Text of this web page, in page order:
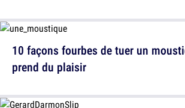
10 façons fourbes de tuer un
prend du plaisir